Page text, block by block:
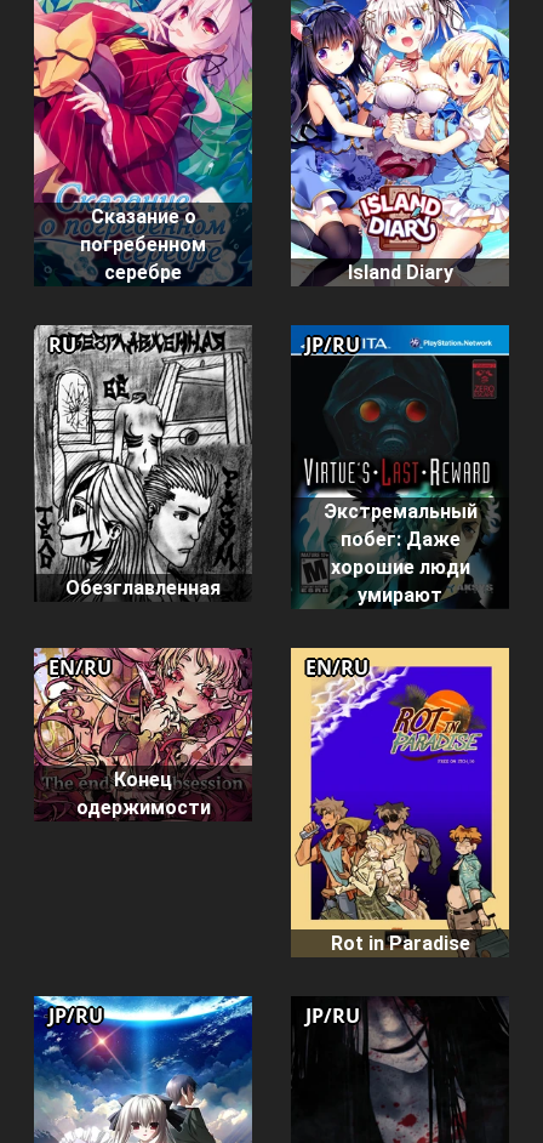
Сказание о
погребенном
серебре
Island Diary
Обезглавленная
RU
Экстремальный
побег: Даже
хорошие люди
умирают
JP/RU
Конец
одержимости
EN/RU
Rot in Paradise
EN/RU
JP/RU JP/RU